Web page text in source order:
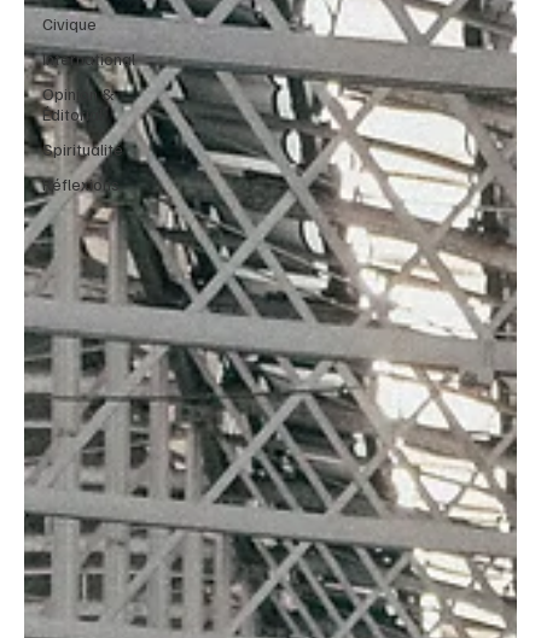
Civique
International
Opinion &
Éditorial
Spiritualité
Réflexions